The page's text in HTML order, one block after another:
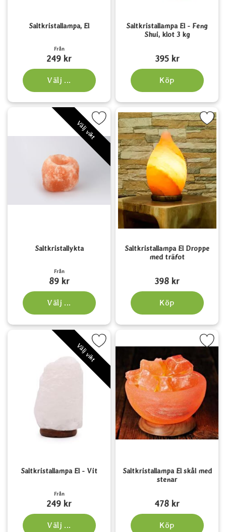
Saltkristallampa, El
Från
249 kr
Välj ...
Saltkristallampa El - Feng
Shui, klot 3 kg
395 kr
Köp
Välj vikt
Saltkristallykta
Från
89 kr
Välj ...
Markera saltkristallykta som favorit
Saltkristallampa El Droppe
med träfot
398 kr
Köp
Markera saltkristallampa El
Välj vikt
Saltkristallampa El - Vit
Från
249 kr
Välj ...
Markera saltkristallampa El - Vit som favorit
Saltkristallampa El skål med
stenar
478 kr
Köp
Markera saltkristallampa El skål